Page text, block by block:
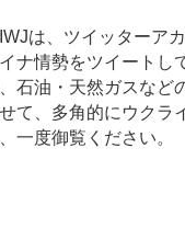
は、ツイッターア
ナ情勢をツイートし
石油・天然ガスなど
て、多角的にウクラ
一度御覧ください。